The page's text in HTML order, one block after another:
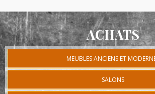
ACHATS
MEUBLES ANCIENS ET
SALONS